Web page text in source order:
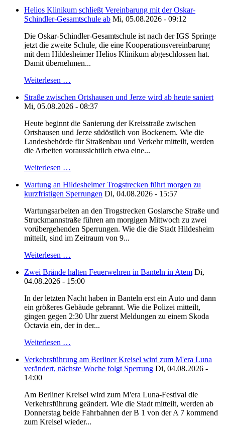
Helios Klinikum schließt Vereinbarung mit der Oskar-
Schindler-Gesamtschule ab Mi, 05.08.2026 - 09:12
Die Oskar-Schindler-Gesamtschule ist nach der IGS Springe
jetzt die zweite Schule, die eine Kooperationsvereinbarung
mit dem Hildesheimer Helios Klinikum abgeschlossen hat.
Damit übernehmen...
Weiterlesen …
Straße zwischen Ortshausen und Jerze wird ab heute saniert
Mi, 05.08.2026 - 08:37
Heute beginnt die Sanierung der Kreisstraße zwischen
Ortshausen und Jerze südöstlich von Bockenem. Wie die
Landesbehörde für Straßenbau und Verkehr mitteilt, werden
die Arbeiten voraussichtlich etwa eine...
Weiterlesen …
Wartung an Hildesheimer Trogstrecken führt morgen zu
kurzfristigen Sperrungen Di, 04.08.2026 - 15:57
Wartungsarbeiten an den Trogstrecken Goslarsche Straße und
Struckmannstraße führen am morgigen Mittwoch zu zwei
vorübergehenden Sperrungen. Wie die die Stadt Hildesheim
mitteilt, sind im Zeitraum von 9...
Weiterlesen …
Zwei Brände halten Feuerwehren in Banteln in Atem Di,
04.08.2026 - 15:00
In der letzten Nacht haben in Banteln erst ein Auto und dann
ein größeres Gebäude gebrannt. Wie die Polizei mitteilt,
gingen gegen 2:30 Uhr zuerst Meldungen zu einem Skoda
Octavia ein, der in der...
Weiterlesen …
Verkehrsführung am Berliner Kreisel wird zum M'era Luna
verändert, nächste Woche folgt Sperrung Di, 04.08.2026 -
14:00
Am Berliner Kreisel wird zum M'era Luna-Festival die
Verkehrsführung geändert. Wie die Stadt mitteilt, werden ab
Donnerstag beide Fahrbahnen der B 1 von der A 7 kommend
zum Kreisel wieder...